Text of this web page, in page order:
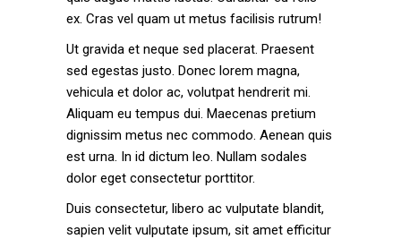
ex. Cras vel quam ut metus facilisis rutrum!
Ut gravida et neque sed placerat. Praesent
sed egestas justo. Donec lorem magna,
vehicula et dolor ac, volutpat hendrerit mi.
Aliquam eu tempus dui. Maecenas pretium
dignissim metus nec commodo. Aenean quis
est urna. In id dictum leo. Nullam sodales
dolor eget consectetur porttitor.
Duis consectetur, libero ac vulputate blandit,
sapien velit vulputate ipsum, sit amet efficitur